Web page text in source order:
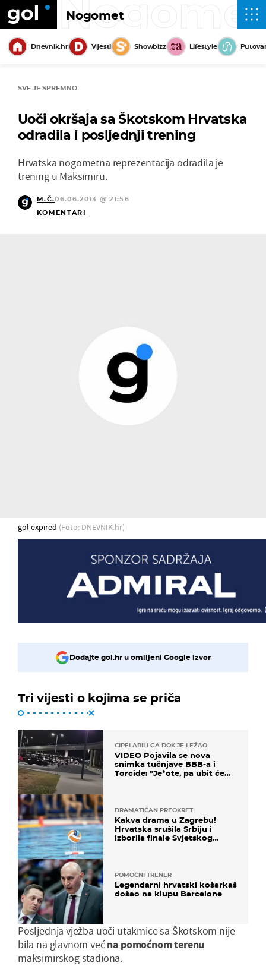
Nogomet
Dnevnik.hr Vijesti Showbizz Lifestyle
SVE JE SPREMNO
Uoči okršaja sa Škotskom Hrvatska
odradila i posljednji trening
Hrvatska nogometna reprezentacija odradila je
trening u Maksimiru.
M.Č.06.06.2013 @ 21:56
KOMENTARI
gol expired (Foto: DNEVNIK.hr)
Dodajte gol.hr u omiljeni Google izvor
Tri vijesti o kojima se priča
CIPELARILI GA DOK JE LEŽAO
VIDEO Pojavila se nova
snimka tučnjave BBB-a i
Torcide: "Je*ote, pa ubit će
DRAMATIČAN PREOKRET
Kakva drama u Zagrebu!
Hrvatska srušila Srbiju i
izborila finale Svjetskog
POMOĆNI TRENER
Legendarni hrvatski košarkaš
došao na klupu Barcelone
Posljednja vježba uoči utakmice sa Škotskom nije
bila na glavnom većna pomoćnom terenu
maksimirskog stadiona.